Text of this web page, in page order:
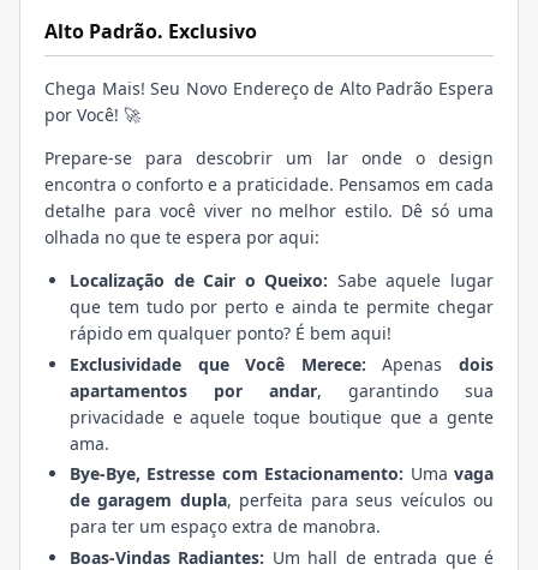
Alto Padrão. Exclusivo
Chega Mais! Seu Novo Endereço de Alto Padrão Espera
por Você! 🚀
Prepare-se para descobrir um lar onde o design
encontra o conforto e a praticidade. Pensamos em cada
detalhe para você viver no melhor estilo. Dê só uma
olhada no que te espera por aqui:
Localização de Cair o Queixo: Sabe aquele lugar
que tem tudo por perto e ainda te permite chegar
rápido em qualquer ponto? É bem aqui!
Exclusividade que Você Merece: Apenasdois
apartamentos por andar, garantindo sua
privacidade e aquele toque boutique que a gente
ama.
Bye-Bye, Estresse com Estacionamento: Umavaga
de garagem dupla, perfeita para seus veículos ou
para ter um espaço extra de manobra.
Boas-Vindas Radiantes: Um hall de entrada que é